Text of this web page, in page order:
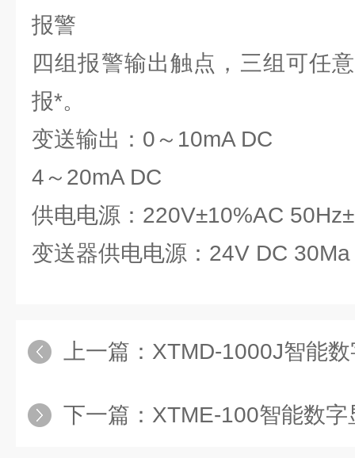
报警
四组报警输出触点，三组可任
报*。
变送输出：0～10mA DC
4～20mA DC
供电电源：220V±10%AC
变送器供电电源：24V DC 30Ma
上一篇： XTMD-1000J智能
下一篇： XTME-100智能数字